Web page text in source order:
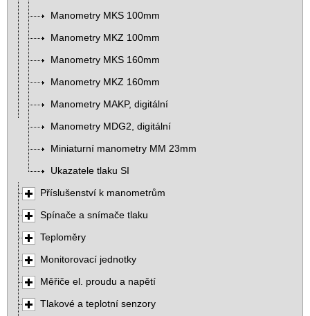
Manometry MKS 100mm
Manometry MKZ 100mm
Manometry MKS 160mm
Manometry MKZ 160mm
Manometry MAKP, digitální
Manometry MDG2, digitální
Miniaturní manometry MM 23mm
Ukazatele tlaku SI
Příslušenství k manometrům
Spínače a snímače tlaku
Teploměry
Monitorovací jednotky
Měřiče el. proudu a napětí
Tlakové a teplotní senzory